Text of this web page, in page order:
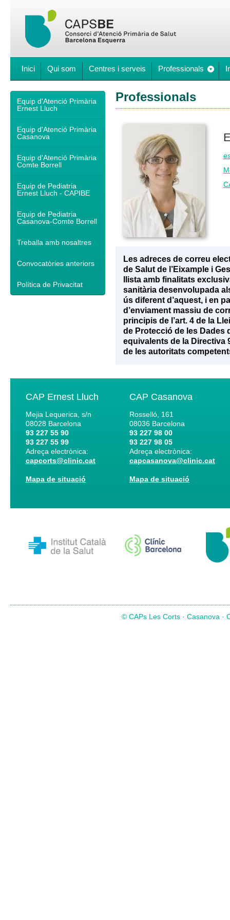
Inici Qui som Centres i serveis Professionals
Equip d'Atenció Primària
Ernest Lluch
Equip d'Atenció Primària
Casanova
Equip d'Atenció Primària
Comte Borrell
Equip de Pediatria
Ernest Lluch - CAPIBE
Equip de Pediatria
Casanova-Comte Borrell
Treballa amb nosaltres
Convocatòries anteriors
Política de Privacitat
Professionals
Les adreces de correu
de Salut de l’Eixample i
llista amb finalitats
sanitària desenvolupada
ús diferent d’aquest, i en
d’enviament massiu de
principis de l’art. 4 de la
de Protecció de les Dades
equivalents de la Directiva
de les autoritats
CAP Ernest Lluch
Mejia Lequerica, s/n
08028 Barcelona
93 227 55 90
93 227 55 99
Adreça electrònica:
capcorts@clinic.cat
Mapa de situació
CAP Casanova
Rosselló, 161
08036 Barcelona
93 227 98 00
93 227 98 05
Adreça electrònica:
capcasanova@clinic.cat
Mapa de situació
© CAPs Les Corts · Casanova ·